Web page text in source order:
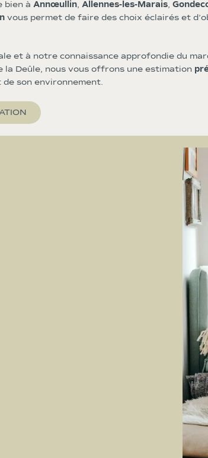
bien à Annœullin, Allennes-les-Marais,
vous permet de faire des choix éclairés et
et à notre connaissance approfondie du
la Deûle, nous vous offrons une estimation
de son environnement.